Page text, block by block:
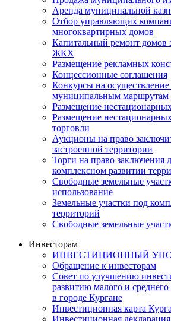
Аренда муниципальной
Отбор управляющих
многоквартирных домов
Капитальный ремонт домов
ЖКХ
Размещение рекламных
Концессионные соглашения
Конкурсы на осуществление
муниципальным маршрутам
Размещение
Размещение
торговли
Аукционы на право
застроенной территории
Торги на право заключения
комплексном развитии
Свободные земельные
использование
Земельные участки под
территорий
Свободные земельные
Инвесторам
ИНВЕСТИЦИОННЫЙ
Обращение к инвесторам
Совет по улучшению
развитию малого и
в городе Кургане
Инвестиционная карта